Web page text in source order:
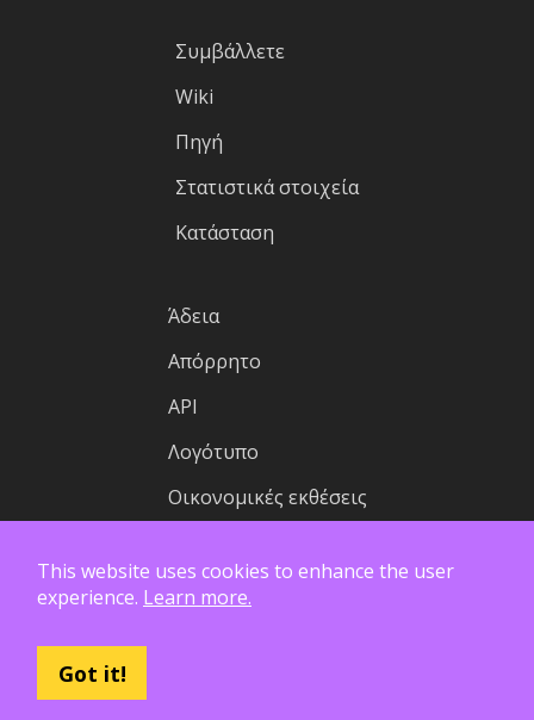
Συμβάλλετε
Wiki
Πηγή
Στατιστικά στοιχεία
Κατάσταση
Άδεια
Απόρρητο
API
Λογότυπο
Οικονομικές εκθέσεις
This website uses cookies to enhance the user
experience. Learn more.
Got it!